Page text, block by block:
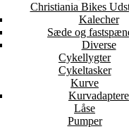
Christiania Bikes
Kalecher
Sæde og
Diverse
Cykellygter
Cykeltasker
Kurve
Kurvadaptere
Låse
Pumper